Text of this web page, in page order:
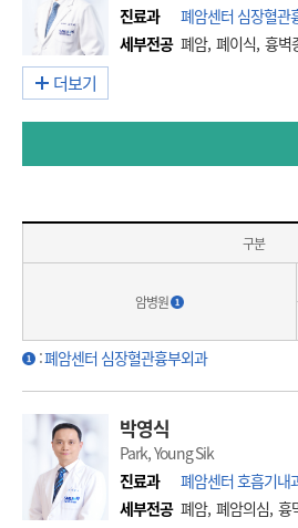
더보기
진료과
폐암센터 심장혈관
세부전공 폐암, 폐이식, 흉벽
구분
암병원
:폐암센터 심장혈관흉부외과
박영식
Park, Young Sik
진료과
폐암센터 호흡기내
세부전공 폐암, 폐암의심, 흉